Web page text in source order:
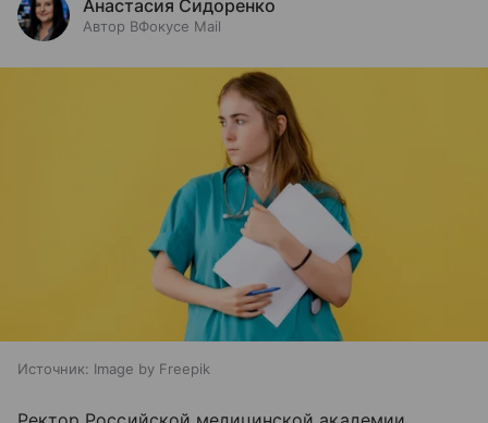
Анастасия Сидоренко
Автор ВФокусе Mail
Источник: Image by Freepik